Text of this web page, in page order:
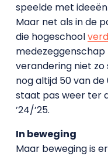
speelde met
Maar net als in de
die hogeschool
medezeggenschap
verandering niet zo
nog altijd 50 van
staat pas weer ter
’24/’25.
In beweging
Maar beweging is